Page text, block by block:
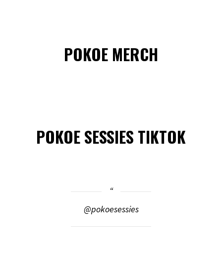
POKOE MERCH
POKOE SESSIES TIKTOK
@pokoesessies